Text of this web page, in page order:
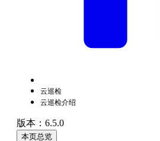
云巡检
云巡检介绍
版本：6.5.0
本页总览